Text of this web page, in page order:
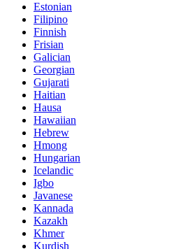
Estonian
Filipino
Finnish
Frisian
Galician
Georgian
Gujarati
Haitian
Hausa
Hawaiian
Hebrew
Hmong
Hungarian
Icelandic
Igbo
Javanese
Kannada
Kazakh
Khmer
Kurdish